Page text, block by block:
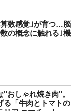
数感覚｣が育つ…脳
の概念に触れる｣機
おしゃれ焼き肉"。
る「牛肉とトマトの